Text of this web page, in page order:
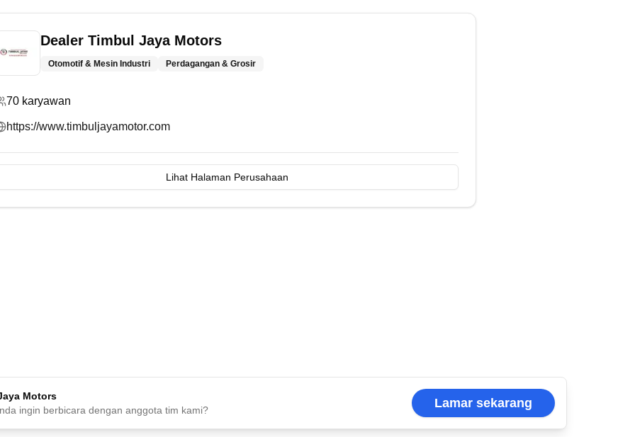
Dealer Timbul Jaya Motors
Otomotif & Mesin Industri Perdagangan & Grosir
70 karyawan
https://www.timbuljayamotor.com
Lihat Halaman Perusahaan
Motors
ingin berbicara dengan anggota tim kami?
Lamar sekarang